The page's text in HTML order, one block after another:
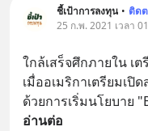
ชี้เป้าการลงทุน • ติด
25 ก.พ. 2021 เวลา
ใกล้เสร็จศึกภายใน เ
เมื่ออเมริกาเตรียมเปิ
ด้วยการเริ่มนโยบาย
อ่านต่อ